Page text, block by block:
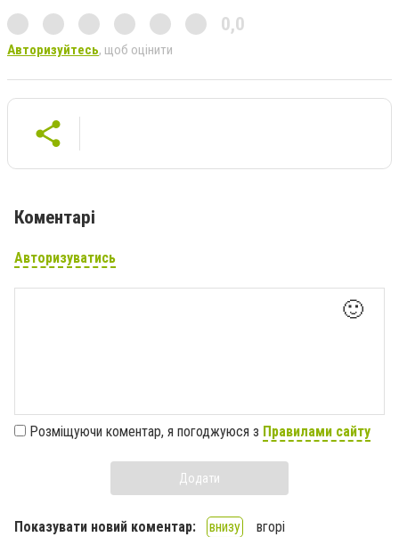
0,0
Авторизуйтесь, щоб оцінити
Коментарі
Авторизуватись
🙂
Розміщуючи коментар, я погоджуюся з Правилами сайту
Додати
Показувати новий коментар: внизу вгорі